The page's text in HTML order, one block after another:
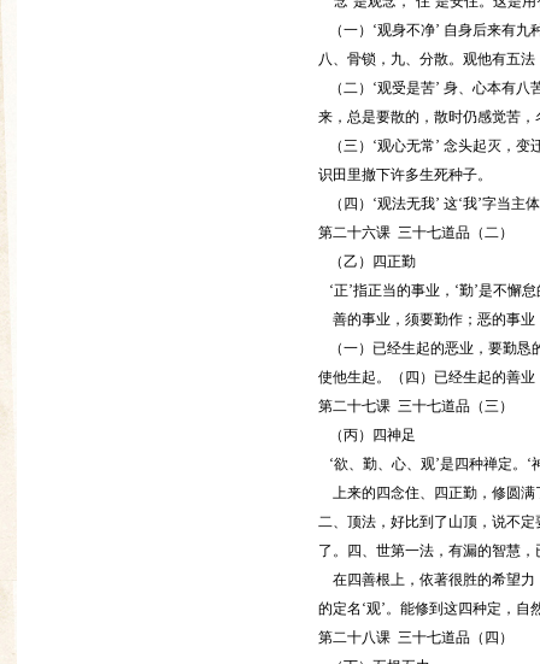
（一）‘观身不净’ 自身后来有
八、骨锁，九、分散。观他有五
（二）‘观受是苦’ 身、心本有八
来，总是要散的，散时仍感觉苦，
（三）‘观心无常’ 念头起灭，
识田里撤下许多生死种子。
（四）‘观法无我’ 这‘我’字当
第二十六课 三十七道品（二）
（乙）四正勤
‘正’指正当的事业，‘勤’是不懈
善的事业，须要勤作；恶的事业
（一）已经生起的恶业，要勤恳
使他生起。（四）已经生起的善
第二十七课 三十七道品（三）
（丙）四神足
‘欲、勤、心、观’是四种禅定。
上来的四念住、四正勤，修圆满
二、顶法，好比到了山顶，说不
了。四、世第一法，有漏的智慧
在四善根上，依著很胜的希望力
的定名‘观’。能修到这四种定，
第二十八课 三十七道品（四）